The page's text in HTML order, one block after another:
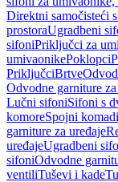
Direktni samočisteći
prostoraUgradbeni
sifoniPriključci za
umivaonikePoklopci
PriključciBrtve
Odvodne garniture
Lučni sifoniSifoni s
komoreSpojni komadi
garniture za uređaje
uređajeUgradbeni
sifoniOdvodne
ventiliTuševi i kade